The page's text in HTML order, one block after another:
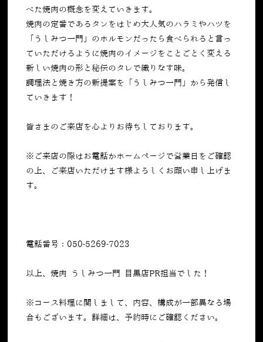
べた焼肉の概念を変えていきます。
焼肉の定番であるタンをはじめ大人気のハラミやハツを
「うしみつ一門」のホルモンだったら食べられると言っ
ていただけるように焼肉のイメージをことごとく変える
新しい焼肉の形と秘伝のタレで織りなす味。
調理法と焼き方の新提案を「うしみつ一門」から発信し
ていきます！
皆さまのご来店を心よりお待ちしております。
※ご来店の際はお電話かホームページで営業日をご確認
の上、ご来店いただけます様よろしくお願い申し上げま
す。
電話番号：050-5269-7023
以上、焼肉 うしみつ一門 目黒店PR担当でした！
※コース料理に関しまして、内容、構成が一部異なる場
合もございます。詳細は、予約時にご確認ください。